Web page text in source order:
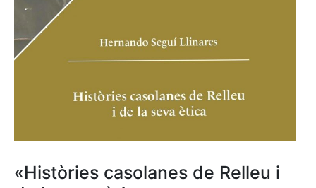
«Històries casolanes de Relleu i